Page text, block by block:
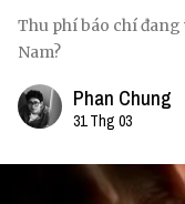
Thu phí báo chí
Nam?
Phan Chung
31 Thg 03